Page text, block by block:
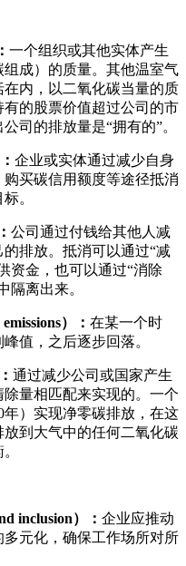
一个组织或其他实体产生
成）的质量。其他温室气
内，以二氧化碳当量的质
的股票价值超过公司的市
司的排放量是“拥有的”。
企业或实体通过减少自身
买碳信用额度等途径抵消
。
公司通过付钱给其他人减
排放。抵消可以通过“减
资金，也可以通过“消除
隔离出来。
）： 在某一个时
值，之后逐步回落。
通过减少公司或国家产生
量相匹配来实现的。一个
）实现净零碳排放，在这
到大气中的任何二氧化碳
inclusion）： 企业应推动
元化，确保工作场所对所